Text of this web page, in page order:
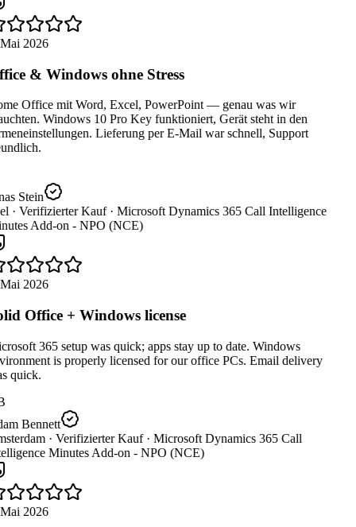
2026
& Windows ohne Stress
Office mit Word, Excel, PowerPoint — genau was wir
Windows 10 Pro Key funktioniert, Gerät steht in den
Lieferung per E-Mail war schnell, Support
Stein
· Verifizierter Kauf · Microsoft Dynamics 365 Call Intelligence
Add-on - NPO (NCE)
2026
Office + Windows license
365 setup was quick; apps stay up to date. Windows
is properly licensed for our office PCs. Email delivery
quick.
Bennett
· Verifizierter Kauf · Microsoft Dynamics 365 Call
Minutes Add-on - NPO (NCE)
2026